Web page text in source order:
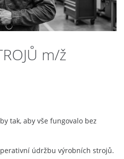
m/ž
tak, aby vše fungovalo bez
údržbu výrobních strojů.